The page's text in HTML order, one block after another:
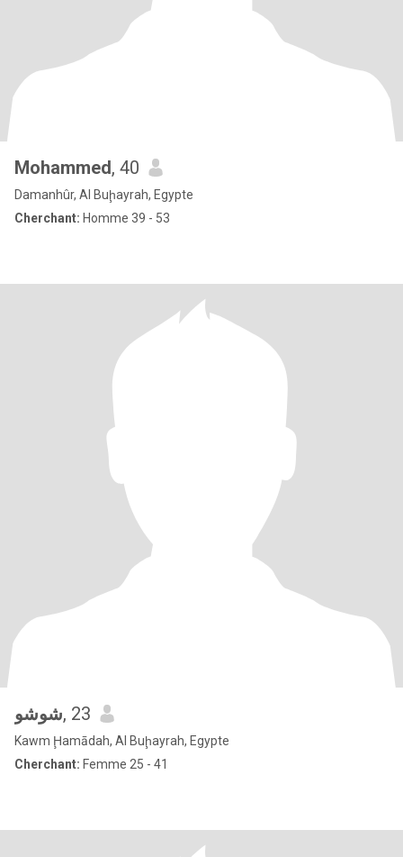
Mohammed, 40
Damanhûr, Al Buḩayrah, Egypte
Cherchant: Homme 39 - 53
شوشو, 23
Kawm Ḩamādah, Al Buḩayrah, Egypte
Cherchant: Femme 25 - 41